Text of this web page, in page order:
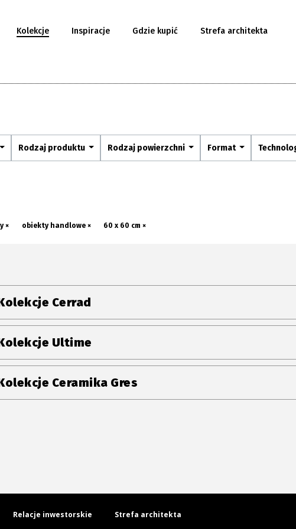
Kolekcje Inspiracje Gdzie kupić Strefa architekta
Rodzaj produktu Rodzaj powierzchni Format
× obiekty handlowe × 60 x 60 cm ×
Cerrad
Ultime
Ceramika Gres
Relacje inwestorskie
Strefa architekta